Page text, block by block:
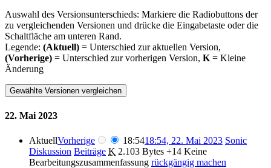
Auswahl des Versionsunterschieds: Markiere die Radiobuttons der
zu vergleichenden Versionen und drücke die Eingabetaste oder die
Schaltfläche am unteren Rand.
Legende: (Aktuell) = Unterschied zur aktuellen Version,
(Vorherige) = Unterschied zur vorherigen Version, K= Kleine
Änderung
22. Mai 2023
AktuellVorherige 18:5418:54, 22. Mai 2023 Sonic
Diskussion Beiträge K 2.103 Bytes +14 Keine
Bearbeitungszusammenfassung rückgängig machen